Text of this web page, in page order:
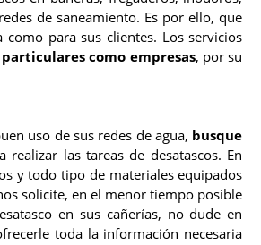
de saneamiento. Es por ello, que
para sus clientes. Los servicios
particulares como empresas, por su
uso de sus redes de agua, busque
realizar las tareas de desatascos. En
y todo tipo de materiales equipados
solicite, en el menor tiempo posible
en sus cañerías, no dude en
toda la información necesaria